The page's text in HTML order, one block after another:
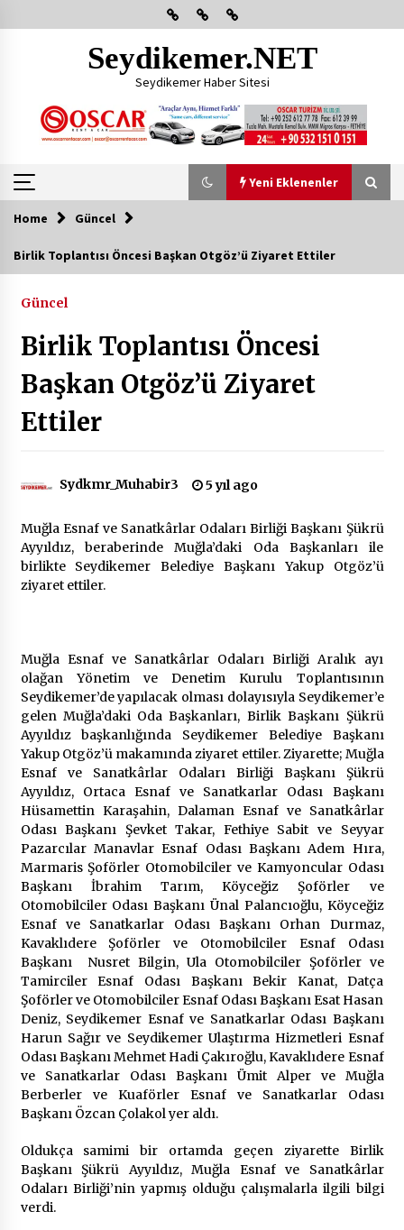
to
Seydikemer.NET
Seydikemer Haber Sitesi
Yeni Eklenenler
Yeni Eklenenler
CHP FETHİYE’DEN “ÜYE BULUŞMASI” ETKİNLİĞİ
2 ay ago
2 ay ago
9 Günde 119 Acil Olaya Müdahale Edildi
2 ay ago
HAYIRSEVER DİNÇER AKYALI’DAN EĞİTİME
DESTEK
2 ay ago
Mobil Tekerlekli Sandalye Tamir Aracı Engelsiz
Muğla İçin Yollarda
2 ay ago
Saadet Partisi Ziyaretlere Devam Ediyor
Başkan Aras “Bizler Günü Kurtaran Değil, Yarını
Kuran İşler İçin Çalışacağız”
9 ay ago
Seydikemer Belediye Meclisi Ekim Ayı
Toplantısı Yapıldı
2 yıl ago
“Hiç Kimse Kaçak Yapım Legalleşecek Ümidinde
Olmamalı”
Muğla’da Çoğunluk CHP’de
Home Güncel
Birlik Toplantısı Öncesi Başkan Otgöz’ü Ziyaret Ettiler
Güncel
Birlik Toplantısı Öncesi
Başkan Otgöz’ü Ziyaret
Ettiler
Sydkmr_Muhabir3 5 yıl ago
Muğla Esnaf ve Sanatkârlar Odaları Birliği Başkanı Şükrü
Ayyıldız, beraberinde Muğla’daki Oda Başkanları ile
birlikte Seydikemer Belediye Başkanı Yakup Otgöz’ü
ziyaret ettiler.
Muğla Esnaf ve Sanatkârlar Odaları Birliği Aralık ayı
olağan Yönetim ve Denetim Kurulu Toplantısının
Seydikemer’de yapılacak olması dolayısıyla Seydikemer’e
gelen Muğla’daki Oda Başkanları, Birlik Başkanı Şükrü
Ayyıldız başkanlığında Seydikemer Belediye Başkanı
Yakup Otgöz’ü makamında ziyaret ettiler. Ziyarette; Muğla
Esnaf ve Sanatkârlar Odaları Birliği Başkanı Şükrü
Ayyıldız, Ortaca Esnaf ve Sanatkarlar Odası Başkanı
Hüsamettin Karaşahin, Dalaman Esnaf ve Sanatkârlar
Odası Başkanı Şevket Takar, Fethiye Sabit ve Seyyar
Pazarcılar Manavlar Esnaf Odası Başkanı Adem Hıra,
Marmaris Şoförler Otomobilciler ve Kamyoncular Odası
Başkanı İbrahim Tarım, Köyceğiz Şoförler ve
Otomobilciler Odası Başkanı Ünal Palancıoğlu, Köyceğiz
Esnaf ve Sanatkarlar Odası Başkanı Orhan Durmaz,
Kavaklıdere Şoförler ve Otomobilciler Esnaf Odası
Başkanı Nusret Bilgin, Ula Otomobilciler Şoförler ve
Tamirciler Esnaf Odası Başkanı Bekir Kanat, Datça
Şoförler ve Otomobilciler Esnaf Odası Başkanı Esat Hasan
Deniz, Seydikemer Esnaf ve Sanatkarlar Odası Başkanı
Harun Sağır ve Seydikemer Ulaştırma Hizmetleri Esnaf
Odası Başkanı Mehmet Hadi Çakıroğlu, Kavaklıdere Esnaf
ve Sanatkarlar Odası Başkanı Ümit Alper ve Muğla
Berberler ve Kuaförler Esnaf ve Sanatkarlar Odası
Başkanı Özcan Çolakol yer aldı.
Oldukça samimi bir ortamda geçen ziyarette Birlik
Başkanı Şükrü Ayyıldız, Muğla Esnaf ve Sanatkârlar
Odaları Birliği’nin yapmış olduğu çalışmalarla ilgili bilgi
verdi.